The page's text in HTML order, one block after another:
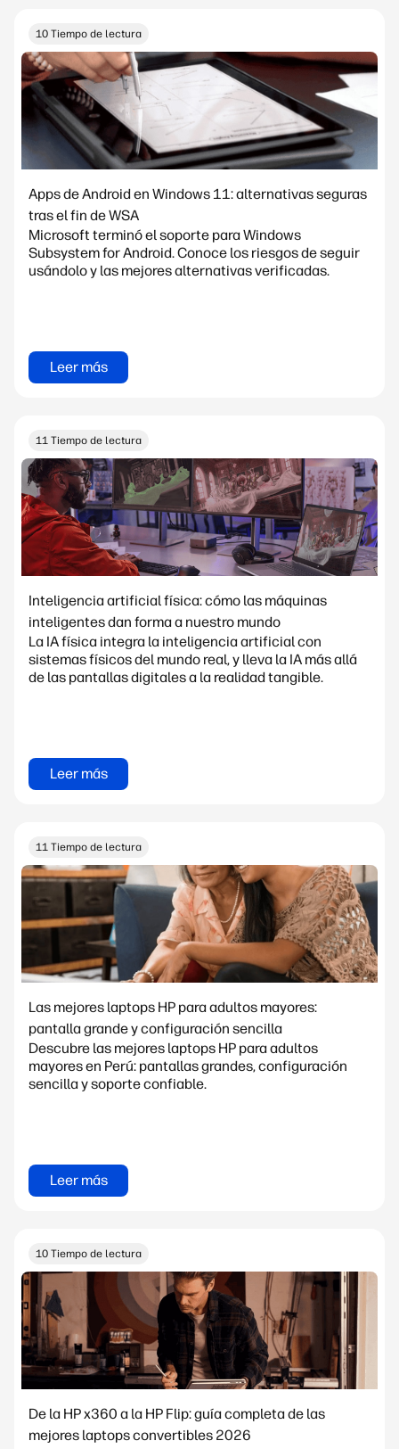
10 Tiempo de lectura
Apps de Android en Windows 11: alternativas seguras
tras el fin de WSA
Microsoft terminó el soporte para Windows
Subsystem for Android. Conoce los riesgos de seguir
usándolo y las mejores alternativas verificadas.
Leer más
11 Tiempo de lectura
Inteligencia artificial física: cómo las máquinas
inteligentes dan forma a nuestro mundo
La IA física integra la inteligencia artificial con
sistemas físicos del mundo real, y lleva la IA más allá
de las pantallas digitales a la realidad tangible.
Leer más
11 Tiempo de lectura
Las mejores laptops HP para adultos mayores:
pantalla grande y configuración sencilla
Descubre las mejores laptops HP para adultos
mayores en Perú: pantallas grandes, configuración
sencilla y soporte confiable.
Leer más
10 Tiempo de lectura
De la HP x360 a la HP Flip: guía completa de las
mejores laptops convertibles 2026